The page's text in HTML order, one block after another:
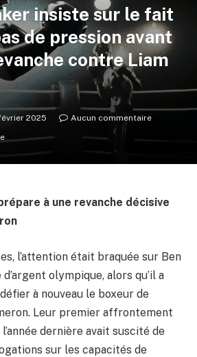
insiste sur le fait
de pression avant
contre Liam
2025
Aucun commentaire
à une revanche décisive
l’attention était braquée sur Ben
olympique, alors qu’il a
à nouveau le boxeur de
Leur premier affrontement
dernière avait suscité de
sur les capacités de